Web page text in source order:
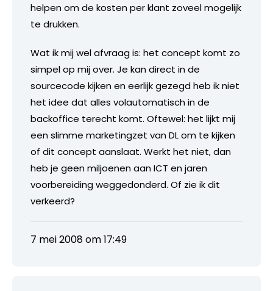
helpen om de kosten per klant zoveel mogelijk
te drukken.
Wat ik mij wel afvraag is: het concept komt zo
simpel op mij over. Je kan direct in de
sourcecode kijken en eerlijk gezegd heb ik niet
het idee dat alles volautomatisch in de
backoffice terecht komt. Oftewel: het lijkt mij
een slimme marketingzet van DL om te kijken
of dit concept aanslaat. Werkt het niet, dan
heb je geen miljoenen aan ICT en jaren
voorbereiding weggedonderd. Of zie ik dit
verkeerd?
7 mei 2008 om 17:49